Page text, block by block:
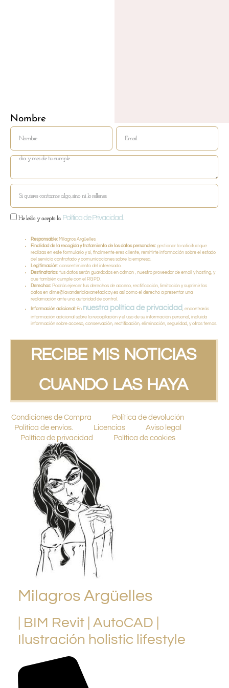
Milagros Argüelles
| BIM Revit | AutoCAD |
Ilustración holistic lifestyle
Nombre
He leído y acepto la Política de Privacidad.
Responsable: Milagros Argüelles
Finalidad de la recogida y tratamiento de los datos personales: gestionar la solicitud que
realizas en este formulario y si, finalmente eres cliente, remitirte información sobre el estado
del servicio contratado y comunicaciones sobre la empresa.
Legitimación: consentimiento del interesado.
Destinatarios: tus datos serán guardados en cdmon , nuestro proveedor de email y hosting, y
que también cumple con el RGPD.
Derechos: Podrás ejercer tus derechos de acceso, rectificación, limitación y suprimir los
datos en dime@lavanderialavanetaalcoy.es así como el derecho a presentar una
reclamación ante una autoridad de control.
Información adicional: En nuestra política de privacidad
, encontrarás
información adicional sobre la recopilación y el uso de su información personal, incluida
información sobre acceso, conservación, rectificación, eliminación, seguridad, y otros temas.
RECIBE MIS NOTICIAS
CUANDO LAS HAYA
Condiciones de Compra
Política de devolución
Política de envíos.
Licencias
Aviso legal
Política de privacidad
Política de cookies